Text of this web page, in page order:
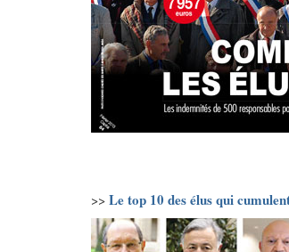
>> Le top 10 des élus qui